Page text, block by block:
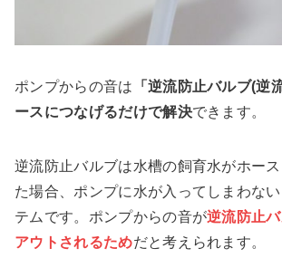
ポンプからの音は 「逆流防止バルブ(逆
ースにつなげるだけで解決できます。
逆流防止バルブは水槽の飼育水がホー
た場合、ポンプに水が入ってしまわな
テムです。ポンプからの音が逆流防止
アウトされるためだと考えられます。